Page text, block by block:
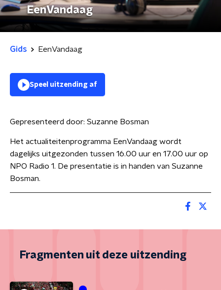
EenVandaag
Gids EenVandaag
Speel uitzending af
Gepresenteerd door: Suzanne Bosman
Het actualiteitenprogramma EenVandaag wordt
dagelijks uitgezonden tussen 16.00 uur en 17.00 uur op
NPO Radio 1. De presentatie is in handen van Suzanne
Bosman.
Fragmenten uit deze uitzending